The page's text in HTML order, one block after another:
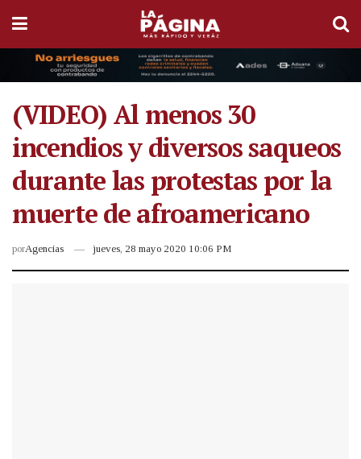
(VIDEO) Al menos 30
incendios y diversos saqueos
durante las protestas por la
muerte de afroamericano
porAgencias jueves, 28 mayo 2020 10:06 PM